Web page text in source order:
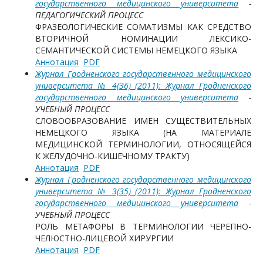
государственного медицинского университета -
ПЕДАГОГИЧЕСКИЙ ПРОЦЕСС
ФРАЗЕОЛОГИЧЕСКИЕ СОМАТИЗМЫ КАК СРЕДСТВО
ВТОРИЧНОЙ НОМИНАЦИИ ЛЕКСИКО-
СЕМАНТИЧЕСКОЙ СИСТЕМЫ НЕМЕЦКОГО ЯЗЫКА
Аннотация PDF
Журнал Гродненского государственного медицинского
университета № 4(36) (2011): Журнал Гродненского
государственного медицинского университета -
УЧЕБНЫЙ ПРОЦЕСС
СЛОВООБРАЗОВАНИЕ ИМЕН СУЩЕСТВИТЕЛЬНЫХ
НЕМЕЦКОГО ЯЗЫКА (НА МАТЕРИАЛЕ
МЕДИЦИНСКОЙ ТЕРМИНОЛОГИИ, ОТНОСЯЩЕЙСЯ
К ЖЕЛУДОЧНО-КИШЕЧНОМУ ТРАКТУ)
Аннотация PDF
Журнал Гродненского государственного медицинского
университета № 3(35) (2011): Журнал Гродненского
государственного медицинского университета -
УЧЕБНЫЙ ПРОЦЕСС
РОЛЬ МЕТАФОРЫ В ТЕРМИНОЛОГИИ ЧЕРЕПНО-
ЧЕЛЮСТНО-ЛИЦЕВОЙ ХИРУРГИИ
Аннотация PDF